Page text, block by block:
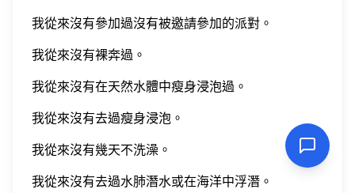
我從來沒有參加過沒有被邀請參加的派對。
我從來沒有裸奔過。
我從來沒有在天然水體中瘦身浸泡過。
我從來沒有去過瘦身浸泡。
我從來沒有幾天不洗澡。
我從來沒有去過水肺潛水或在海洋中浮潛。